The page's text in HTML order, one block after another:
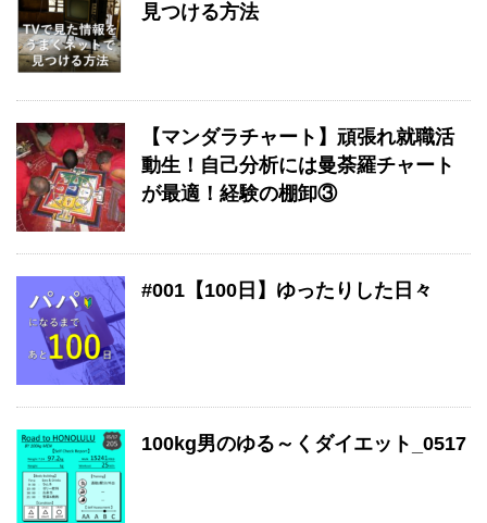
見つける方法
【マンダラチャート】頑張れ就職活
動生！自己分析には曼荼羅チャート
が最適！経験の棚卸③
#001【100日】ゆったりした日々
100kg男のゆる～くダイエット_0517